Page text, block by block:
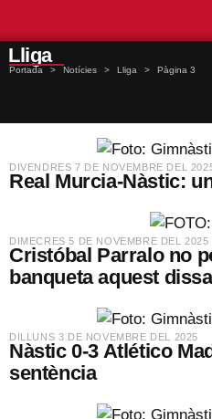
Lliga
Portada > Notícies > Lliga > Pàgina 3
​DIVENDRES 7 DE NOVEMBRE DEL
Real Murcia-Nàstic:
​DIMECRES 5 DE NOVEMBRE DEL 2025
Cristóbal Parralo no
banqueta aquest
​DILLUNS 3 DE NOVEMBRE DEL 2025
Nàstic 0-3 Atlético
sentència